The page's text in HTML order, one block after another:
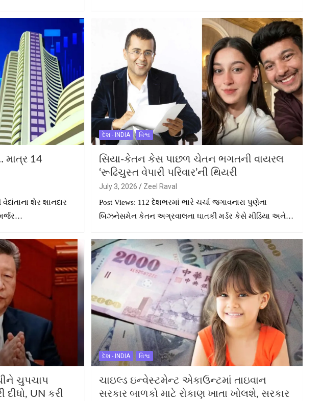
માત્ર 14
શેર શાનદાર
દેશ - INDIA વિશ્વ
સિયા-કેતન કેસ પાછળ ચેતન ભગતની વાયરલ
‘રૂઢિચુસ્ત વેપારી પરિવાર’ની થિયરી
July 3, 2026
Zeel Raval
Post Views: 112 દેશભરમાં ભારે ચર્ચા જગાવનારા પુણેના
બિઝનેસમેન કેતન અગ્રવાલના ઘાતકી મર્ડર કેસે મીડિયા અને…
ચુપચાપ
દીધો, UN કરી
દેશ - INDIA વિશ્વ
ચાઇલ્ડ ઇન્વેસ્ટમેન્ટ એકાઉન્ટમાં તાઇવાન
સરકાર બાળકો માટે રોકાણ ખાતા ખોલશે, સરકાર